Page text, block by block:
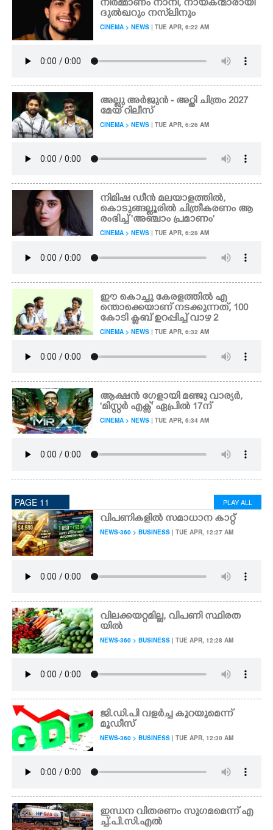
നിർമ്മാണം നാനി, നായകന്മാരായി
ദുൽഖറും നസ്‌‌ലിനും
CINEMA > NEWS | TUE APR, 6:22 AM
അല്ലു അർജുൻ - അറ്റ്ലി ചിത്രം 2027
മേയ് റിലീസ്
CINEMA > NEWS | TUE APR, 6:26 AM
നിമിഷ ഡീൻ മലയാളത്തിൽ,
കൊടുങ്ങല്ലൂരിൽ ചിത്രീകരണം ആ
രംഭിച്ച് 'അഞ്ചാം പ്രമാണം'
CINEMA > NEWS | TUE APR, 6:28 AM
ഈ കൊച്ചു കേരളത്തിൽ എ
ന്തൊക്കെയാണ് നടക്കുന്നത്, 100
കോടി ക്ളബ് ഉറപ്പിച്ച് വാഴ 2
CINEMA > NEWS | TUE APR, 6:32 AM
ആക്ഷൻ ഗേളായി മഞ്ജു വാര്യർ,
'മിസ്റ്റർ എക്സ്' ഏപ്രിൽ 17ന്
CINEMA > NEWS | TUE APR, 6:34 AM
PAGE 11 PLAY ALL
വിപണികളിൽ സമാധാന കാറ്റ്
NEWS-360 > BUSINESS | TUE APR, 12:27 AM
വിലക്കയറ്റമില്ല, വിപണി സ്ഥിരത
യിൽ
NEWS-360 > BUSINESS | TUE APR, 12:28 AM
ജി.ഡി.പി വളർച്ച കുറയുമെന്ന്
മൂഡീസ്
NEWS-360 > BUSINESS | TUE APR, 12:30 AM
ഇന്ധന വിതരണം സുഗമമെന്ന് എ
ച്ച്.പി.സി.എൽ